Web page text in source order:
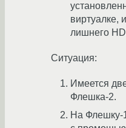
виртуалке,
лишнего
Ситуация:
Имеется
Флешка-2.
На Флешку-